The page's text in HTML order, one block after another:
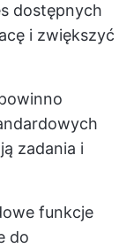
dostępnych
i zwiększyć
zadania i
funkcje
do